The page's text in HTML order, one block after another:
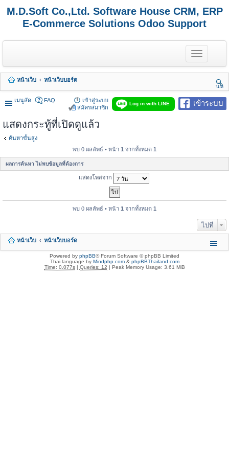
M.D.Soft Co.,Ltd. Software House CRM, ERP
E-Commerce Solutions Odoo Support
T
o
g
e
n
a
n
หน้าเว็บ
หน้าเว็บบอร์ด
นห
า
เมนูลัด
เข้าระบบ
Log in with LINE
FAQ
เข้าสู่ระบบ
สมัครสมาชิก
แสดงกระทู้ที่เปิดดูแล้ว
ค้นหาขั้นสูง
พบ 0 ผลลัพธ์ • หน้า 1 จากทั้งหมด 1
ผลการค้นหา ไม่พบข้อมูลที่ต้องการ
แสดงโพสจาก
พบ 0 ผลลัพธ์ • หน้า 1 จากทั้งหมด 1
ไปที่
หน้าเว็บ หน้าเว็บบอร์ด
Powered by phpBB® Forum Software © phpBB Limited
Thai language by Mindphp.com& phpBBThailand.com
Time: 0.077s| Queries: 12 | Peak Memory Usage: 3.61 MiB